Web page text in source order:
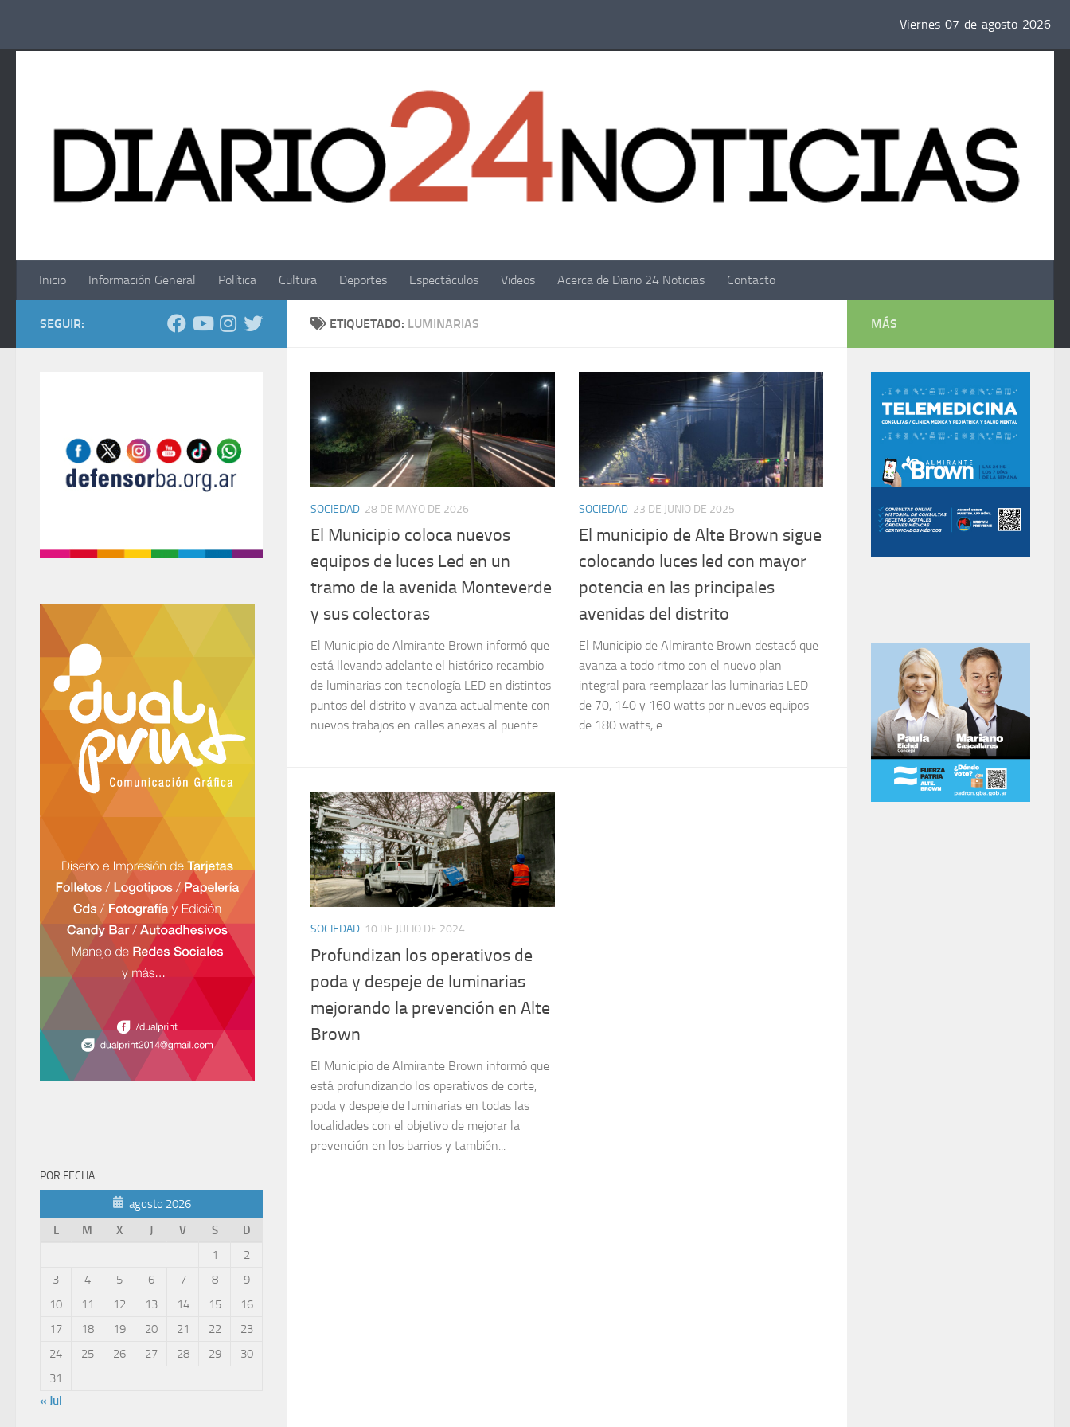
Viernes 07 de agosto 2026
Inicio Información General Política Cultura Deportes Espectáculos Videos Acerca de Diario 24 Noticias Contacto
ETIQUETADO: LUMINARIAS
SOCIEDAD 28 DE MAYO DE 2026
El Municipio coloca nuevos
equipos de luces Led en un
tramo de la avenida Monteverde
y sus colectoras
El Municipio de Almirante Brown informó que
está llevando adelante el histórico recambio
de luminarias con tecnología LED en distintos
puntos del distrito y avanza actualmente con
nuevos trabajos en calles anexas al puente...
SOCIEDAD 23 DE JUNIO DE 2025
El municipio de Alte Brown sigue
colocando luces led con mayor
potencia en las principales
avenidas del distrito
El Municipio de Almirante Brown destacó que
avanza a todo ritmo con el nuevo plan
integral para reemplazar las luminarias LED
de 70, 140 y 160 watts por nuevos equipos
de 180 watts, e...
SOCIEDAD 10 DE JULIO DE 2024
Profundizan los operativos de
poda y despeje de luminarias
mejorando la prevención en Alte
Brown
El Municipio de Almirante Brown informó que
está profundizando los operativos de corte,
poda y despeje de luminarias en todas las
localidades con el objetivo de mejorar la
prevención en los barrios y también...
SEGUIR:
POR FECHA
agosto 2026
L
M X J V S
D
1
2
3
4 5 6 7 8
9
10
11 12 13 14 15
16
17
18 19 20 21 22
23
24
25 26 27 28 29
30
31
« Jul
MÁS